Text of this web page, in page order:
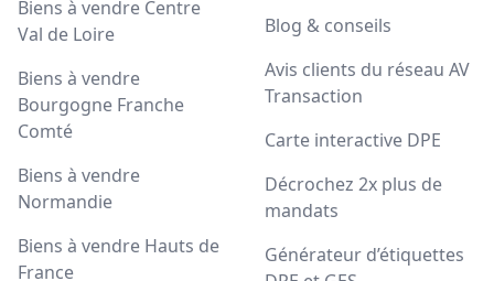
Biens à vendre Centre
Val de Loire
Biens à vendre
Bourgogne Franche
Comté
Biens à vendre
Normandie
Biens à vendre Hauts de
France
Blog & conseils
Avis clients du réseau AV
Transaction
Carte interactive DPE
Décrochez 2x plus de
mandats
Générateur d’étiquettes